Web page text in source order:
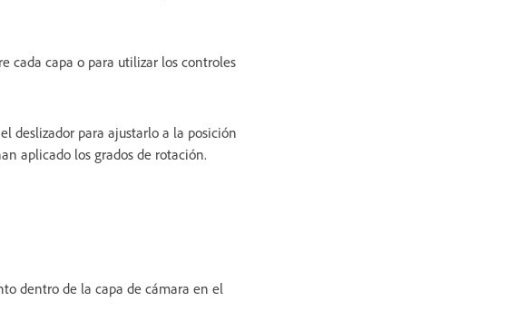
cada capa o para utilizar los controles
deslizador para ajustarlo a la posición
aplicado los grados de rotación.
dentro de la capa de cámara en el